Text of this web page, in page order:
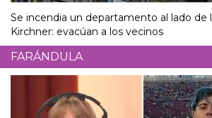
Se incendia un departamento al lado de
Kirchner: evacúan a los vecinos
FARÁNDULA